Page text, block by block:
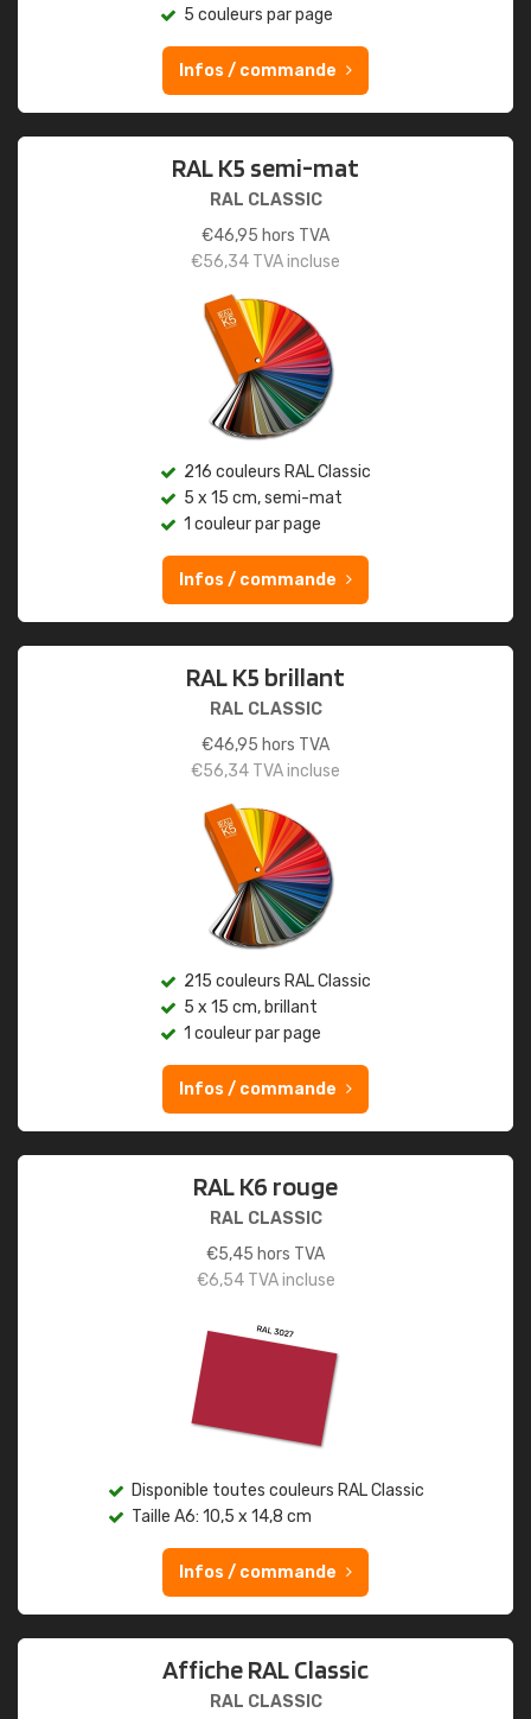
5 couleurs par page
Infos / commande
RAL K5 semi-mat
RAL CLASSIC
€46,95 hors TVA
€56,34 TVA incluse
216 couleurs RAL Classic
5 x 15 cm, semi-mat
1 couleur par page
Infos / commande
RAL K5 brillant
RAL CLASSIC
€46,95 hors TVA
€56,34 TVA incluse
215 couleurs RAL Classic
5 x 15 cm, brillant
1 couleur par page
Infos / commande
RAL K6 rouge
RAL CLASSIC
€5,45 hors TVA
€6,54TVA incluse
Disponible toutes couleurs RAL Classic
Taille A6: 10,5 x 14,8 cm
Infos / commande
Affiche RAL Classic
RAL CLASSIC